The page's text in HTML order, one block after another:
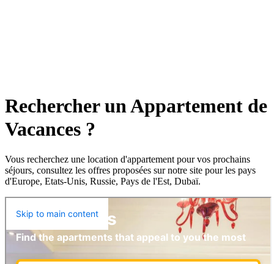
Rechercher un Appartement de
Vacances ?
Vous recherchez une location d'appartement pour vos prochains
séjours, consultez les offres proposées sur notre site pour les pays
d'Europe, Etats-Unis, Russie, Pays de l'Est, Dubaï.